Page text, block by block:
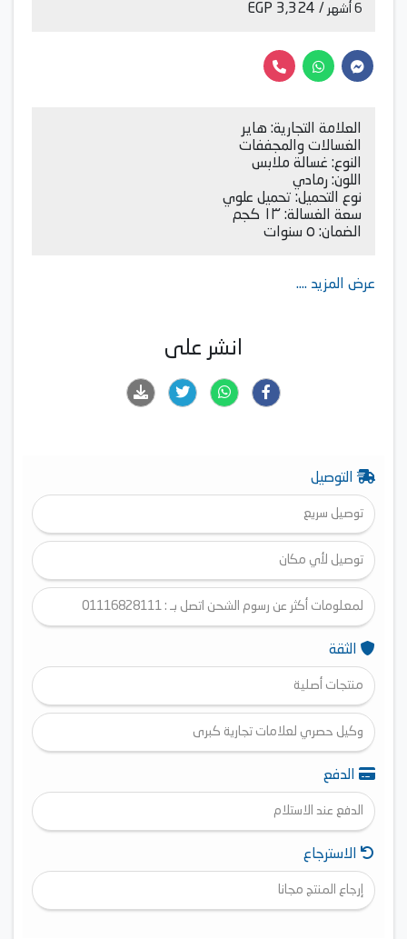
6 أشهر / 3,324 EGP
العلامة التجارية: هاير
الغسالات والمجففات
النوع: غسالة ملابس
اللون: رمادي
نوع التحميل: تحميل علوي
سعة الغسالة: ١٣ كجم
الضمان: ٥ سنوات
عرض المزيد ....
انشر على
التوصيل
توصيل سريع
توصيل لأي مكان
لمعلومات أكثر عن رسوم الشحن اتصل بـ : 01116828111
الثقة
منتجات أصلية
وكيل حصري لعلامات تجارية كبرى
الدفع
الدفع عند الاستلام
الاسترجاع
إرجاع المنتج مجانا